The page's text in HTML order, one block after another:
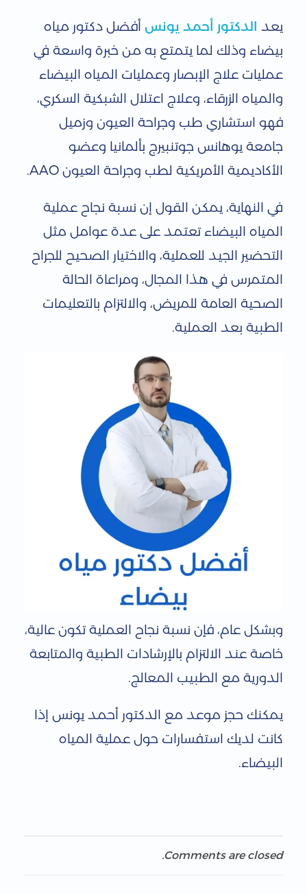
يعد الدكتور أحمد يونس أفضل دكتور مياه
بيضاء وذلك لما يتمتع به من خبرة واسعة في
عمليات علاج الإبصار وعمليات المياه البيضاء
والمياه الزرقاء، وعلاج اعتلال الشبكية السكري،
فهو استشاري طب وجراحة العيون وزميل
جامعة يوهانس جوتنبيرج بألمانيا وعضو
الأكاديمية الأمريكية لطب وجراحة العيون AAO.
في النهاية، يمكن القول إن نسبة نجاح عملية
المياه البيضاء تعتمد على عدة عوامل مثل
التحضير الجيد للعملية، والاختيار الصحيح للجراح
المتمرس في هذا المجال، ومراعاة الحالة
الصحية العامة للمريض، والالتزام بالتعليمات
الطبية بعد العملية.
وبشكل عام، فإن نسبة نجاح العملية تكون عالية،
خاصة عند الالتزام بالإرشادات الطبية والمتابعة
الدورية مع الطبيب المعالج.
يمكنك حجز موعد مع الدكتور أحمد يونس إذا
كانت لديك استفسارات حول عملية المياه
البيضاء.
Comments are closed.